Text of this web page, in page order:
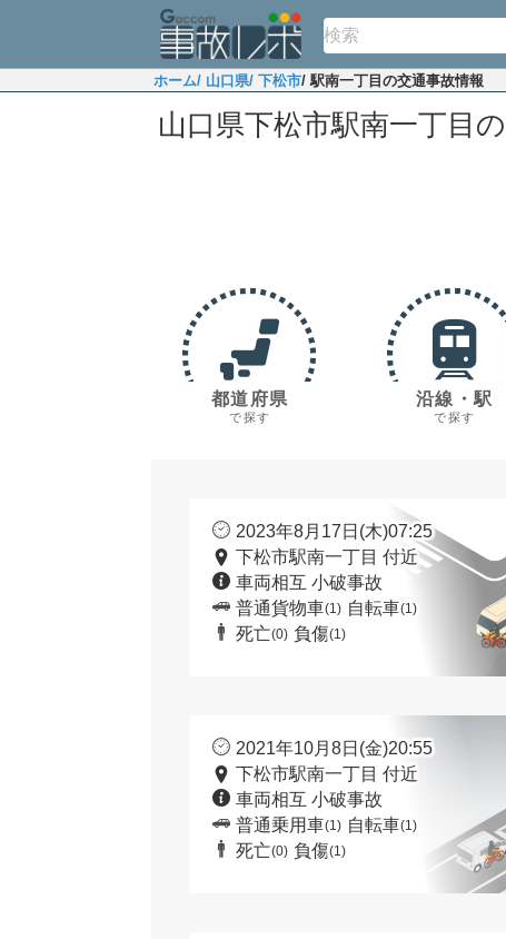
ホーム/ 山口県/ 下松市/ 駅南一丁目の交通事故情報
山口県下松市駅南一丁目
都道府県
で探す
沿線・駅
で探す
2023年8月17日(木)07:25
下松市駅南一丁目 付近
車両相互 小破事故
普通貨物車(1) 自転車(1)
死亡(0) 負傷(1)
2021年10月8日(金)20:55
下松市駅南一丁目 付近
車両相互 小破事故
普通乗用車(1) 自転車(1)
死亡(0) 負傷(1)